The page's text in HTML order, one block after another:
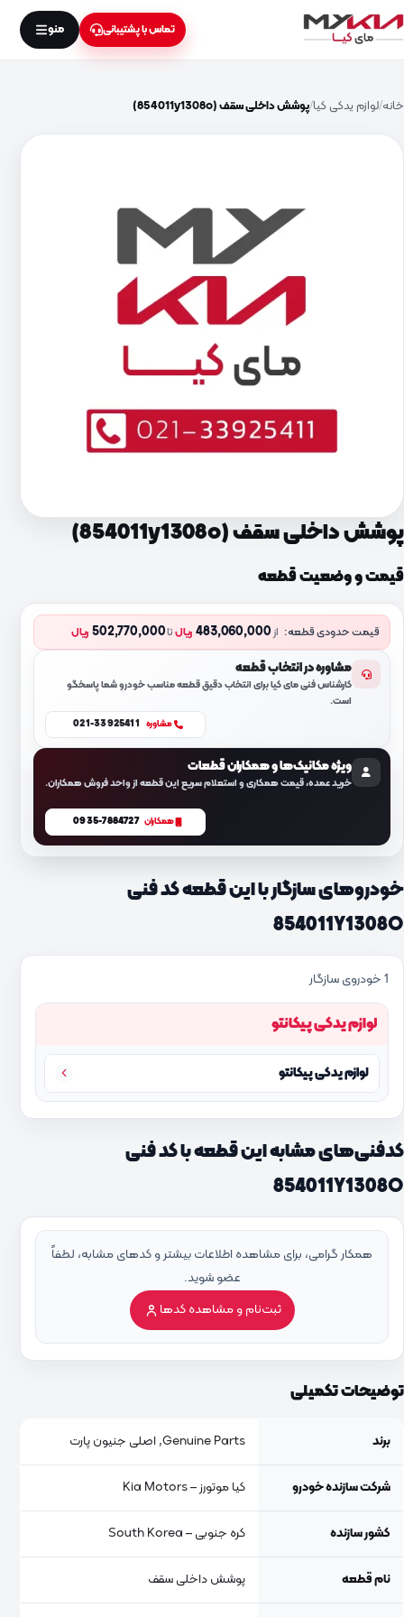
تماس با پشتیبانی منو
خانه لوازم یدکی کیا پوشش داخلی سقف (854011y1308o)
پوشش داخلی سقف (854011y1308o)
قیمت و وضعیت قطعه
قیمت حدودی قطعه: از483,060,000 ریالتا502,770,000 ریال
مشاوره در انتخاب قطعه
کارشناس فنی مای کیا برای انتخاب دقیق قطعه مناسب خودرو شما پاسخگو
است.
مشاوره 021-33925411
ویژه مکانیک‌ها و همکاران قطعات
خرید عمده، قیمت همکاری و استعلام سریع این قطعه از واحد فروش همکاران.
همکاران 0935-7884727
خودروهای سازگار با این قطعه کد فنی
854011Y1308O
1 خودروی سازگار
لوازم یدکی پیکانتو
لوازم یدکی پیکانتو
کدفنی‌های مشابه این قطعه با کد فنی
854011Y1308O
همکار گرامی، برای مشاهده اطلاعات بیشتر و کدهای مشابه، لطفاً
عضو شوید.
ثبت‌نام و مشاهده کدها
توضیحات تکمیلی
برند Genuine Parts, اصلی جنیون پارت
شرکت سازنده خودرو کیا موتورز – Kia Motors
کشور سازنده کره جنوبی – South Korea
نام قطعه پوشش داخلی سقف